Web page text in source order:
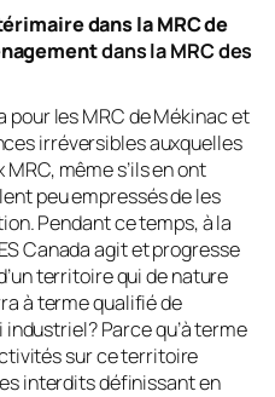
dans la MRC de
dans la MRC des
pour les MRC de Mékinac et
irréversibles auxquelles
même s’ils en ont
peu empressés de les
Pendant ce temps, à la
Canada agit et progresse
territoire qui de nature
à terme qualifié de
Parce qu’à terme
sur ce territoire
interdits définissant en